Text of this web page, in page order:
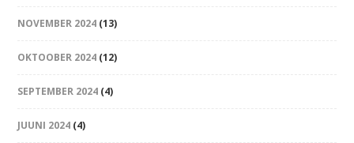
NOVEMBER 2024 (13)
OKTOOBER 2024 (12)
SEPTEMBER 2024 (4)
JUUNI 2024 (4)